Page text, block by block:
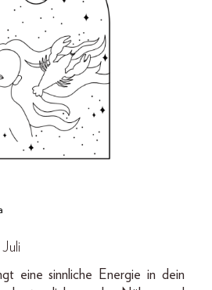
eine sinnliche Energie in dein